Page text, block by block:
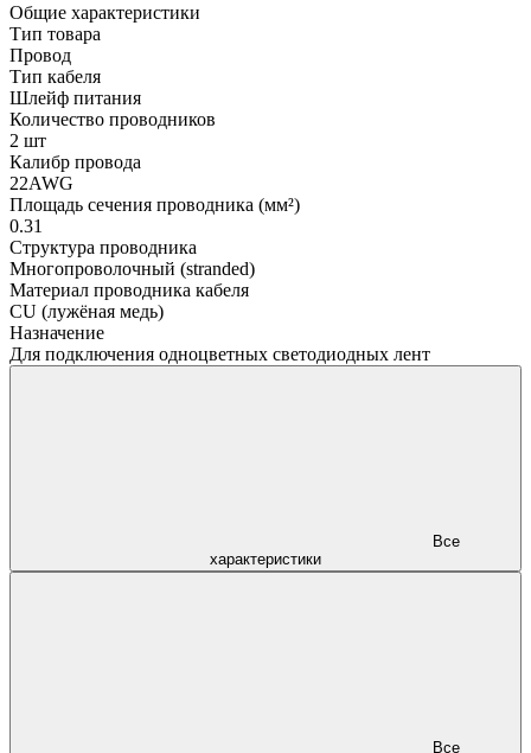
Общие характеристики
Тип товара
Провод
Тип кабеля
Шлейф питания
Количество проводников
2 шт
Калибр провода
22AWG
Площадь сечения проводника (мм²)
0.31
Структура проводника
Многопроволочный (stranded)
Материал проводника кабеля
CU (лужёная медь)
Назначение
Для подключения одноцветных светодиодных лент
характеристики